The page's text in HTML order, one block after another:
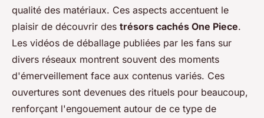
qualité des matériaux. Ces aspects accentuent le
plaisir de découvrir des trésors cachés One Piece.
Les vidéos de déballage publiées par les fans sur
divers réseaux montrent souvent des moments
d'émerveillement face aux contenus variés. Ces
ouvertures sont devenues des rituels pour beaucoup,
renforçant l'engouement autour de ce type de